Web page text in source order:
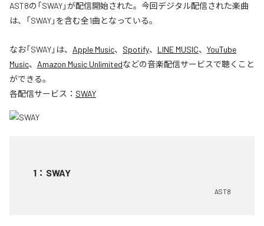
AST8の「SWAY」が配信開始された。今回デジタル配信された楽曲
は、「SWAY」を含む全1曲となっている。
なお「SWAY」は、 Apple Music、 Spotify、 LINE MUSIC、 YouTube
Music、 Amazon Music Unlimitedなどの音楽配信サービスで聴くこと
ができる。
各配信サービス： SWAY
1 ： SWAY
AST8